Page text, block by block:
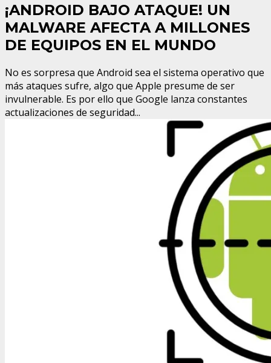
¡ANDROID BAJO ATAQUE! UN
MALWARE AFECTA A MILLONES
DE EQUIPOS EN EL MUNDO
No es sorpresa que Android sea el sistema operativo que
más ataques sufre, algo que Apple presume de ser
invulnerable. Es por ello que Google lanza constantes
actualizaciones de seguridad...